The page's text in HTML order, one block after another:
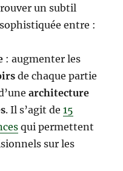
un subtil
entre :
: augmenter les
de chaque partie
architecture
. Il s’agit de15
qui permettent
sur les